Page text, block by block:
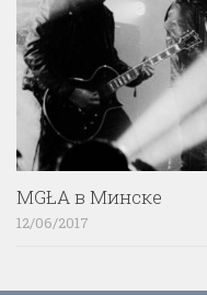
MGŁA в Минске
12/06/2017